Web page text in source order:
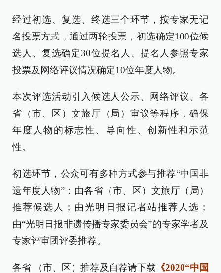
经过初选、复选、终选三个环节，按专家无记
名投票方式，通过两轮投票，初选确定100位候
选人、复选确定30位提名人、提名人参照专家
投票及网络评议情况确定10位年度人物。
本次评选活动引入候选人公示、网络评议、各
省（市、区）文旅厅（局）审议等程序，确保
年度人物的标志性、导向性、创新性和示范
性。
初选环节，公众可有多种方式参与推荐“中国非
遗年度人物”：由各省（市、区）文旅厅（局）
推荐候选人；由光明日报记者站推荐人选；
由“光明日报非遗传播专家委员会”的专家学者及
专家评审团评委推荐。
各省 （市、区）推荐及自荐请下载 《2020“中国